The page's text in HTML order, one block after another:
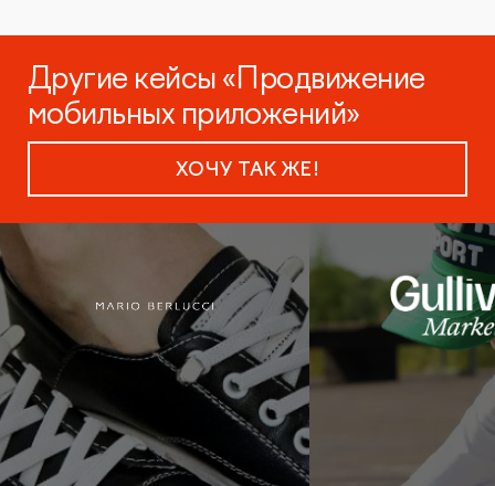
Другие кейсы «Продвижение
мобильных приложений»
ХОЧУ ТАК ЖЕ!